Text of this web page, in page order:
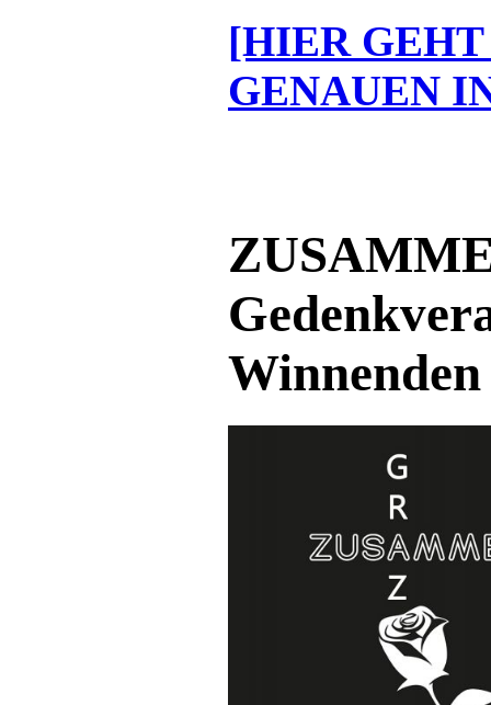
[HIER GEHT
GENAUEN
Winnenden